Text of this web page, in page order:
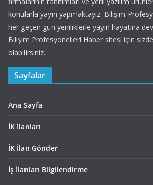
konularla yayın yapmaktayız. Bilişim
her geçen gün yeniliklerle yayın hayatına
Bilişim Profesyonelleri Haber sitesi için sizde
olabilirsiniz.
Sayfalar
Ana Sayfa
İK İlanları
İK İlan Gönder
İş İlanları Bilgilendirme